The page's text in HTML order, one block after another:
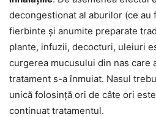
decongestionat al aburilor (ce au
fierbinte și anumite preparate
plante, infuzii, decocturi, uleiuri
curgerea mucusului din nas care
tratament s-a înmuiat. Nasul
unică folosință ori de câte ori
continuat tratamentul.